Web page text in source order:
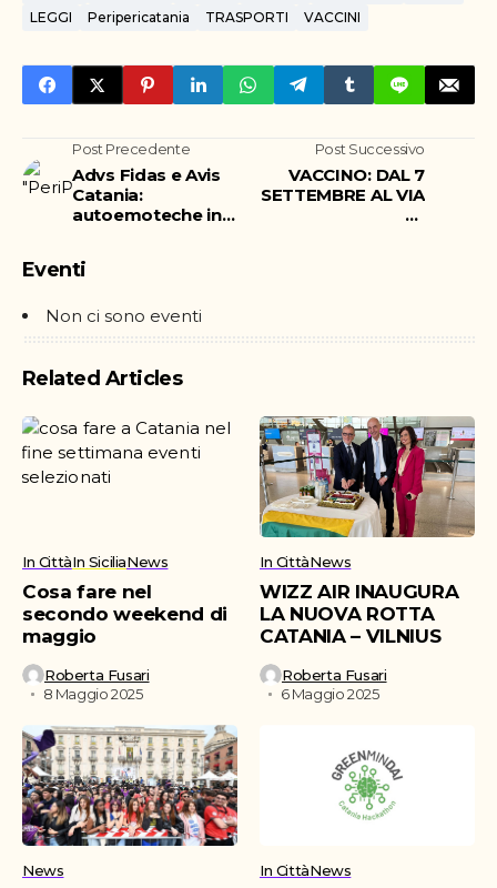
LEGGI
Peripericatania TRASPORTI VACCINI
Post Precedente
Advs Fidas e Avis
Catania:
autoemoteche in
donazioni
Post Successivo
VACCINO: DAL 7
SETTEMBRE AL VIA
LE
Eventi
Non ci sono eventi
Related Articles
In CittàIn SiciliaNews
Cosa fare nel
secondo weekend di
maggio
Roberta Fusari
8 Maggio 2025
In CittàNews
WIZZ AIR INAUGURA
LA NUOVA ROTTA
CATANIA – VILNIUS
Roberta Fusari
6 Maggio 2025
News In CittàNews